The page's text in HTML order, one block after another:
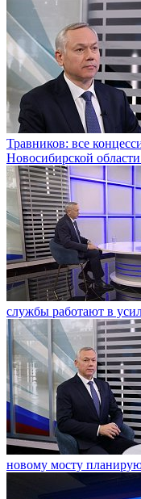
Травников: все
Новосибирской
службы работают в
новому мосту